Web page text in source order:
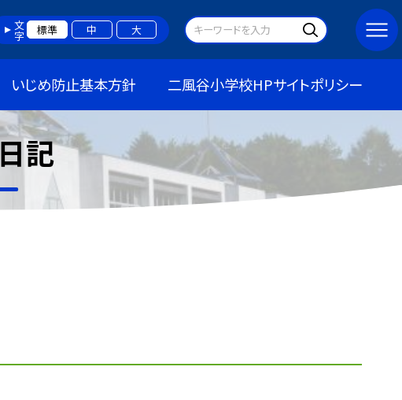
文字 標準 中 大
いじめ防止基本方針 二風谷小学校HPサイトポリシー
記